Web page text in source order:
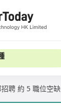
聘 約 5 職位空缺